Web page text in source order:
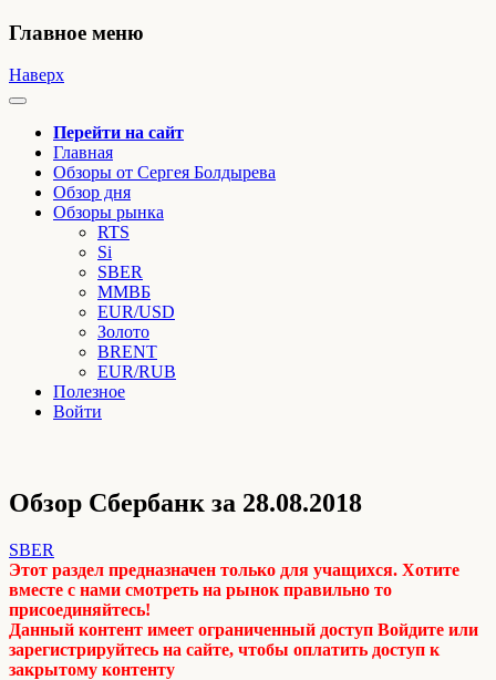
Главное меню
Наверх
Перейти на сайт
Главная
Обзоры от Сергея Болдырева
Обзор дня
Обзоры рынка
RTS
Si
SBER
ММВБ
EUR/USD
Золото
BRENT
EUR/RUB
Полезное
Войти
Обзор Сбербанк за 28.08.2018
SBER
Этот раздел предназначен только для учащихся. Хотите
вместе с нами смотреть на рынок правильно то
присоединяйтесь!
Данный контент имеет ограниченный доступ Войдите или
зарегистрируйтесь на сайте, чтобы оплатить доступ к
закрытому контенту